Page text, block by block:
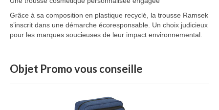
Grâce à sa composition en plastique recyclé, la trousse Ramsek
s’inscrit dans une démarche écoresponsable. Un choix judicieux
pour les marques soucieuses de leur impact environnemental.
Objet Promo vous conseille